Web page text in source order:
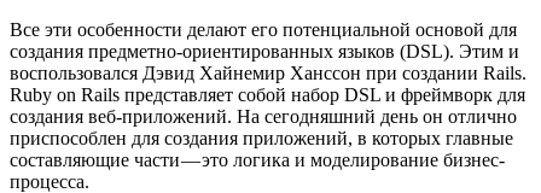
Все эти особенности делают его потенциальной основой для
создания предметно-ориентированных языков (DSL). Этим и
воспользовался Дэвид Хайнемир Ханссон при создании Rails.
Ruby on Rails представляет собой набор DSL и фреймворк для
создания веб-приложений. На сегодняшний день он отлично
приспособлен для создания приложений, в которых главные
составляющие части — это логика и моделирование бизнес-
процесса.